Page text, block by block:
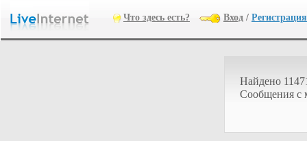
Что здесь есть? Вход / Регистрация
Найдено
Cообщения с